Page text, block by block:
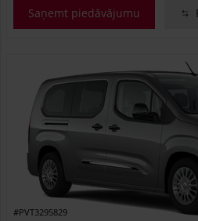
Saņemt piedāvājumu
#PVT3295829